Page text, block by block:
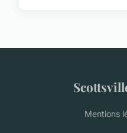
Mentions